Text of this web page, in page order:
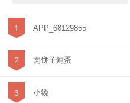
1 APP_68129855
2 肉饼子炖蛋
3 小锐